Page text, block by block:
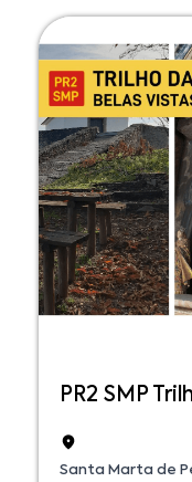
PR2 SMP
Santa Marta de